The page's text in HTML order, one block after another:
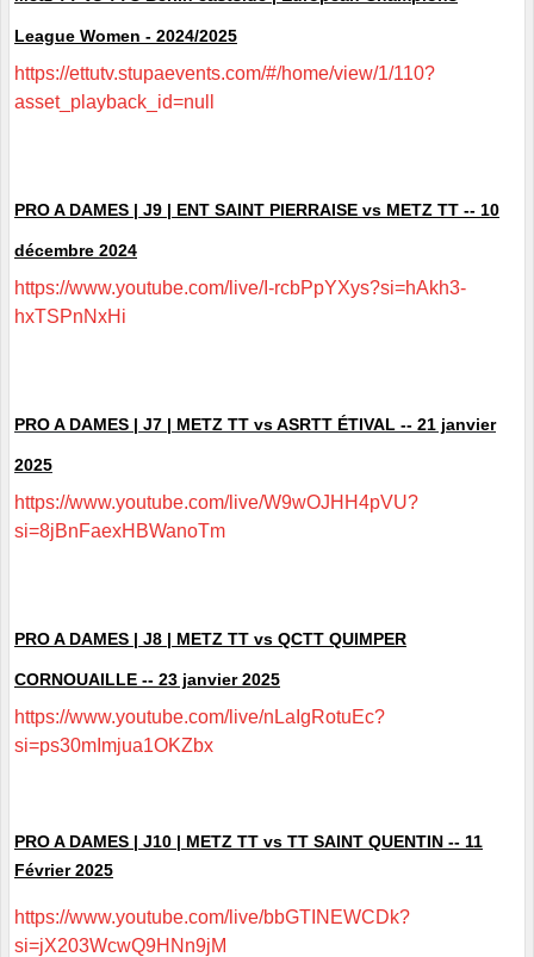
League Women - 2024/2025
https://ettutv.stupaevents.com/#/home/view/1/110?
asset_playback_id=null
PRO A DAMES | J9 | ENT SAINT PIERRAISE vs METZ TT -- 10
décembre 2024
https://www.youtube.com/live/I-rcbPpYXys?si=hAkh3-
hxTSPnNxHi
PRO A DAMES | J7 | METZ TT vs ASRTT ÉTIVAL -- 21 janvier
2025
https://www.youtube.com/live/W9wOJHH4pVU?
si=8jBnFaexHBWanoTm
PRO A DAMES | J8 | METZ TT vs QCTT QUIMPER
CORNOUAILLE -- 23 janvier 2025
https://www.youtube.com/live/nLaIgRotuEc?
si=ps30mImjua1OKZbx
PRO A DAMES | J10 | METZ TT vs TT SAINT QUENTIN -- 11
Février 2025
https://www.youtube.com/live/bbGTINEWCDk?
si=jX203WcwQ9HNn9jM